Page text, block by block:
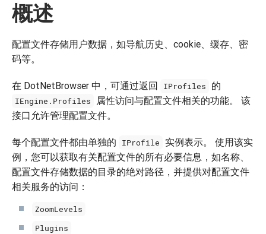
概述
配置文件存储用户数据，如导航历史、cookie、缓存、密
码等。
在 DotNetBrowser 中，可通过返回 IProfiles 的
IEngine.Profiles
属性访问与配置文件相关的功能。 该
接口允许管理配置文件。
每个配置文件都由单独的 IProfile
实例表示。 使用该实
例，您可以获取有关配置文件的所有必要信息，如名称、
配置文件存储数据的目录的绝对路径，并提供对配置文件
相关服务的访问：
ZoomLevels
Plugins